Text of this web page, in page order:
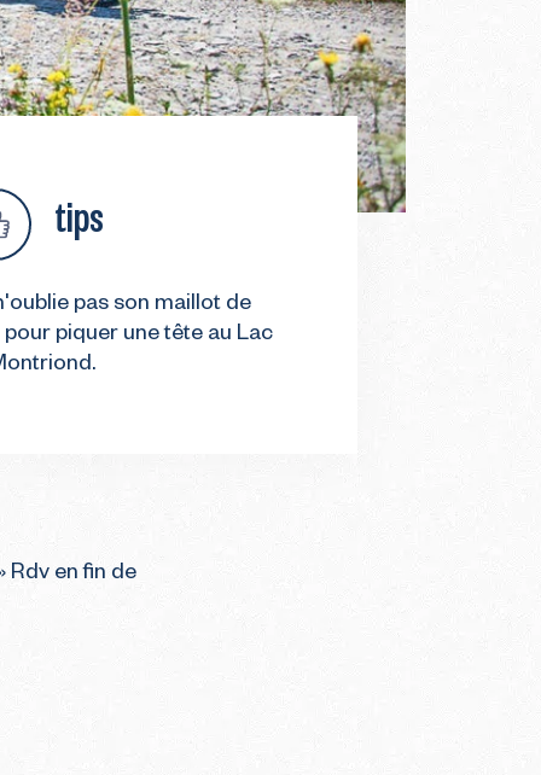
tips
pas son maillot de
pour piquer une tête au Lac
Rdv en fin de